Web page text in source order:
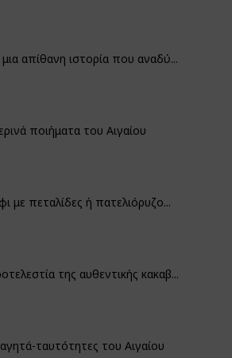
μια απίθανη ιστορία που αναδύ...
ποιήματα του Αιγαίου
με πεταλίδες ή πατελιόρυζο...
της αυθεντικής κακαβ...
ταυτότητες του Αιγαίου